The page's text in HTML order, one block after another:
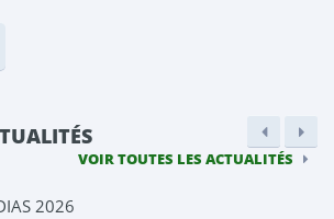
ACTUALITÉS
VOIR TOUTES LES ACTUALITÉS